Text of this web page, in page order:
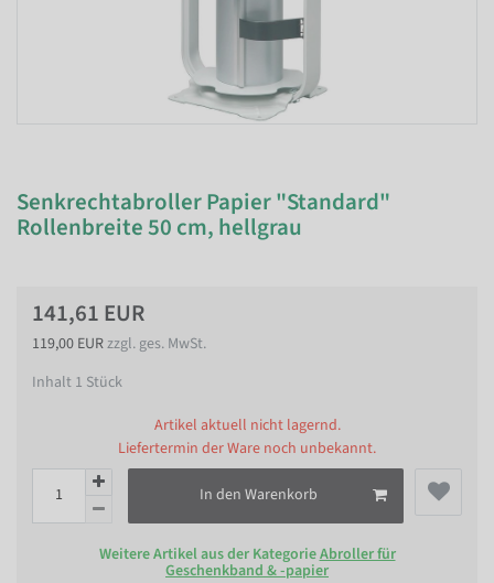
Senkrechtabroller Papier "Standard"
Rollenbreite 50 cm, hellgrau
141,61 EUR
119,00 EURzzgl. ges. MwSt.
Inhalt 1 Stück
Artikel aktuell nicht lagernd.
Liefertermin der Ware noch unbekannt.
In den Warenkorb
Weitere Artikel aus der KategorieAbroller für
Geschenkband & -papier